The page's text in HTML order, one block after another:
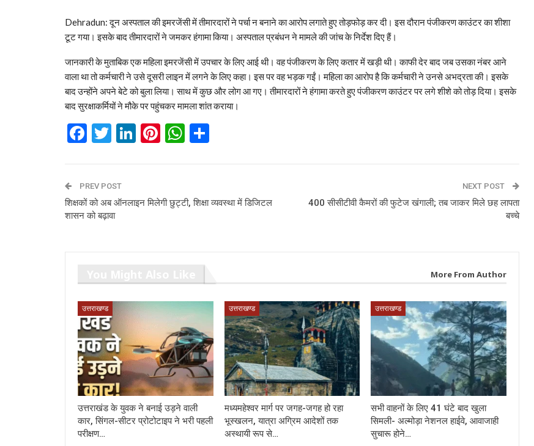
Dehradun: दून अस्पताल की इमरजेंसी में तीमारदारों ने पर्चा न बनाने का आरोप लगाते हुए तोड़फोड़ कर दी। इस दौरान पंजीकरण काउंटर का शीशा
टूट गया। इसके बाद तीमारदारों ने जमकर हंगामा किया। अस्पताल प्रबंधन ने मामले की जांच के निर्देश दिए हैं।
जानकारी के मुताबिक एक महिला इमरजेंसी में उपचार के लिए आई थी। वह पंजीकरण के लिए कतार में खड़ी थी। काफी देर बाद जब उसका नंबर आने
वाला था तो कर्मचारी ने उसे दूसरी लाइन में लगने के लिए कहा। इस पर वह भड़क गईं। महिला का आरोप है कि कर्मचारी ने उनसे अभद्रता की। इसके
बाद उन्होंने अपने बेटे को बुला लिया। साथ में कुछ और लोग आ गए। तीमारदारों ने हंगामा करते हुए पंजीकरण काउंटर पर लगे शीशे को तोड़ दिया। इसके
बाद सुरक्षाकर्मियों ने मौके पर पहुंचकर मामला शांत कराया।
Facebook
Twitter
LinkedIn
Pinterest
WhatsApp
PREV POST
शिक्षकों को अब ऑनलाइन मिलेगी छुट्टी, शिक्षा व्यवस्था में डिजिटल
शासन को बढ़ावा
NEXT POST
400 सीसीटीवी कैमरों की फुटेज खंगाली; तब जाकर मिले छह लापता
बच्चे
More From Author
उत्तराखण्ड
उत्तराखंड के युवक ने बनाई उड़ने वाली
कार, सिंगल-सीटर प्रोटोटाइप ने भरी पहली
परीक्षण…
उत्तराखण्ड
मध्यमहेश्वर मार्ग पर जगह-जगह हो रहा
भूस्खलन, यात्रा अग्रिम आदेशों तक
अस्थायी रूप से…
उत्तराखण्ड
सभी वाहनों के लिए 41 घंटे बाद खुला
सिमली- अल्मोड़ा नेशनल हाईवे, आवाजाही
सुचारू होने…